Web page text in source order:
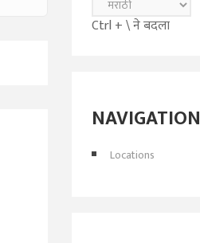
Ctrl + \ ने बदला
NAVIGATION
Locations